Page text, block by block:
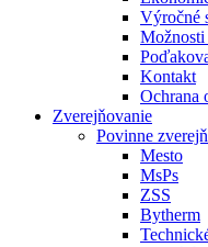
Výročné
Možnosti
Kontakt
Ochrana
Zverejňovanie
Povinne
Mesto
MsPs
ZSS
Bytherm